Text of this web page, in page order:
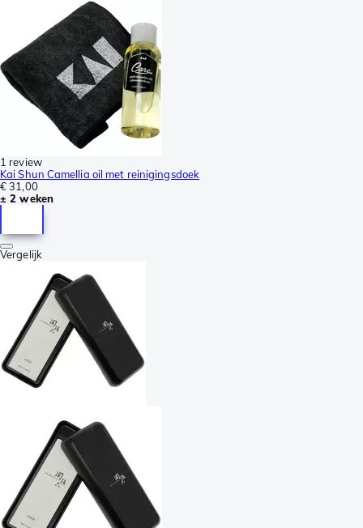
1 review
Kai Shun Camellia oil met reinigingsdoek
€ 31,00
± 2 weken
Vergelijk